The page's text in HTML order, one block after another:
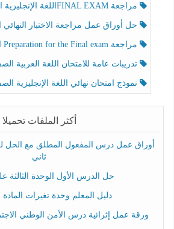
مراجعة FINAL EXAMاللغة الإنجليزية الصف الخامس الفصل الثالث
حل أوراق عمل مراجعة الاختبار النهائي اللغة الإنجليزية
مراجعة Preparation for the Final exam اللغة الإنجليزية الصف الرابع الفصل الثالث
تدريبات عامة للامتحان اللغة العربية الصف
نموذج امتحان نهائي اللغة الإنجليزية الصف
أكثر الملفات تحميلا
أوراق عمل درس المفعول المطلق مع
ثاني
حل الدرس الأول الوحدة
دليل المعلم وحدة تغيرات
ورقة عمل إثرائية درس الأمن الوطني